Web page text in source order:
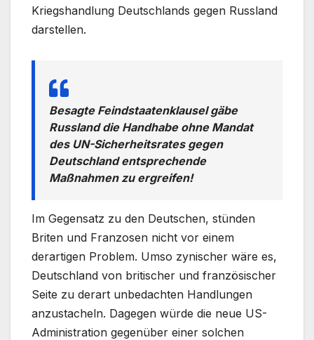
Kriegshandlung Deutschlands gegen Russland
darstellen.
Besagte Feindstaatenklausel gäbe
Russland die Handhabe ohne Mandat
des UN-Sicherheitsrates gegen
Deutschland entsprechende
Maßnahmen zu ergreifen!
Im Gegensatz zu den Deutschen, stünden
Briten und Franzosen nicht vor einem
derartigen Problem. Umso zynischer wäre es,
Deutschland von britischer und französischer
Seite zu derart unbedachten Handlungen
anzustacheln. Dagegen würde die neue US-
Administration gegenüber einer solchen